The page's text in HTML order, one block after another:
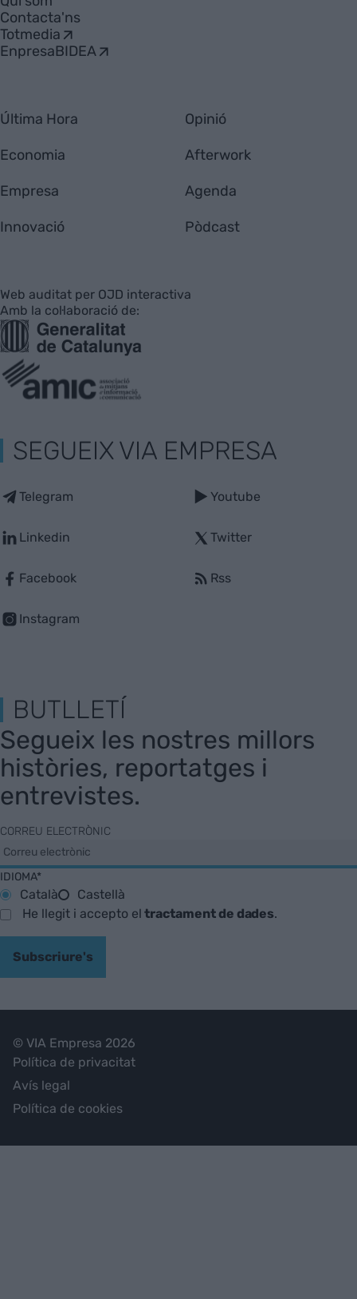
Contacta'ns
Totmedia
EnpresaBIDEA
Última Hora
Economia
Empresa
Innovació
Opinió
Afterwork
Agenda
Pòdcast
Web auditat per OJD interactiva
Amb la col·laboració de:
SEGUEIX VIA EMPRESA
Telegram
Linkedin
Facebook
Instagram
Youtube
Twitter
Rss
BUTLLETÍ
Segueix les nostres millors
històries, reportatges i
entrevistes.
CORREU ELECTRÒNIC
IDIOMA*
Català
Castellà
He llegit i accepto eltractament de dades.
Subscriure's
© VIA Empresa 2026
Política de privacitat
Avís legal
Política de cookies